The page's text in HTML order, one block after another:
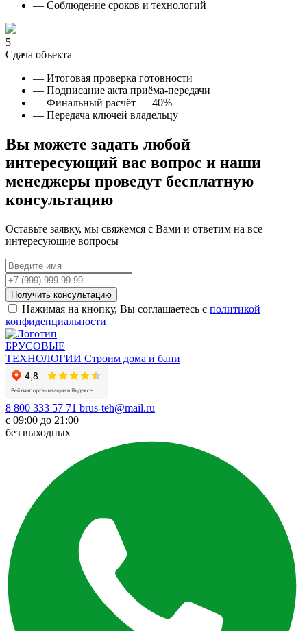
— Соблюдение сроков и технологий
5
Сдача объекта
— Итоговая проверка готовности
— Подписание акта приёма-передачи
— Финальный расчёт — 40%
— Передача ключей владельцу
Вы можете задать любой
интересующий вас вопрос и наши
менеджеры проведут бесплатную
консультацию
Оставьте заявку, мы свяжемся с Вами и ответим на все
интересующие вопросы
Получить консультацию
Нажимая на кнопку, Вы соглашаетесь с политикой
конфиденциальности
БРУСОВЫЕ
ТЕХНОЛОГИИ Строим дома и бани
8 800 333 57 71 brus-teh@mail.ru
с 09:00 до 21:00
без выходных